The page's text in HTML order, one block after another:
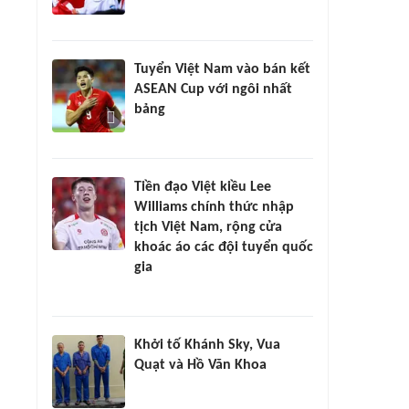
Tuyển Việt Nam vào bán kết
ASEAN Cup với ngôi nhất
bảng
Tiền đạo Việt kiều Lee
Williams chính thức nhập
tịch Việt Nam, rộng cửa
khoác áo các đội tuyển quốc
gia
Khởi tố Khánh Sky, Vua
Quạt và Hồ Văn Khoa